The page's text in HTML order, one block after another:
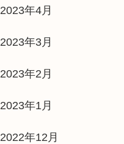
2023年4月
2023年3月
2023年2月
2023年1月
2022年12月